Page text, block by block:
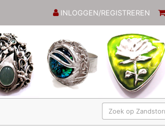
INLOGGEN/REGISTREREN